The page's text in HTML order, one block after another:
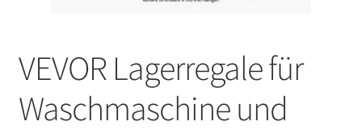
VEVOR Lagerregale für
Waschmaschine und